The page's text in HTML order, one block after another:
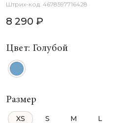
4678597716428
8 290 ₽
Цвет: Голубой
Размер
XS S M L